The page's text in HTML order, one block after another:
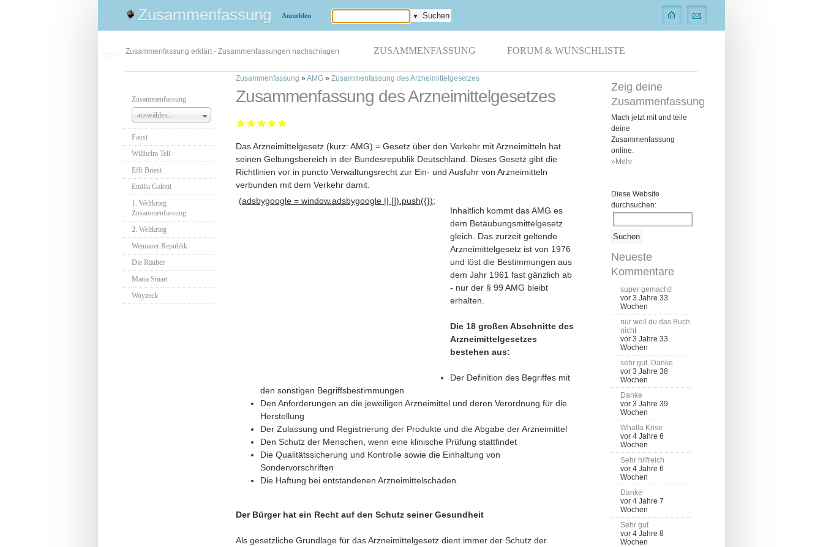
Zusammenfassung Anmelden ▼
Zusammenfassung erklärt - Zusammenfassungen nachschlagen ZUSAMMENFASSUNG FORUM & WUNSCHLISTE
Zusammenfassung
auswählen...
Faust
Willhelm Tell
Effi Briest
Emilia Galotti
1. Weltkrieg
Zusammenfassung
2. Weltkrieg
Weimarer Republik
Die Räuber
Maria Stuart
Woyzeck
Zusammenfassung »AMG» Zusammenfassung des Arzneimittelgesetzes
Zusammenfassung des Arzneimittelgesetzes
Das Arzneimittelgesetz (kurz: AMG) = Gesetz über den Verkehr mit Arzneimitteln hat
seinen Geltungsbereich in der Bundesrepublik Deutschland. Dieses Gesetz gibt die
Richtlinien vor in puncto Verwaltungsrecht zur Ein- und Ausfuhr von Arzneimitteln
verbunden mit dem Verkehr damit
(adsbygoogle = window.adsbygoogle || []).push({});
.
Inhaltlich kommt das AMG es
dem Betäubungsmittelgesetz
gleich. Das zurzeit geltende
Arzneimittelgesetz ist von 1976
und löst die Bestimmungen aus
dem Jahr 1961 fast gänzlich ab
- nur der § 99 AMG bleibt
erhalten.
Die 18 großen Abschnitte des
Arzneimittelgesetzes
bestehen aus:
Der Definition des Begriffes mit
den sonstigen Begriffsbestimmungen
Den Anforderungen an die jeweiligen Arzneimittel und deren Verordnung für die
Herstellung
Der Zulassung und Registrierung der Produkte und die Abgabe der Arzneimittel
Den Schutz der Menschen, wenn eine klinische Prüfung stattfindet
Die Qualitätssicherung und Kontrolle sowie die Einhaltung von
Sondervorschriften
Die Haftung bei entstandenen Arzneimittelschäden.
Der Bürger hat ein Recht auf den Schutz seiner Gesundheit
Als gesetzliche Grundlage für das Arzneimittelgesetz dient immer der Schutz der
Zeig deine
Zusammenfassung
Mach jetzt mit und teile
deine
Zusammenfassung
online.
»Mehr
Diese Website
durchsuchen:
Neueste
Kommentare
super gemacht!
vor 3 Jahre 33
Wochen
nur weil du das Buch
nicht
vor 3 Jahre 33
Wochen
sehr gut. Danke
vor 3 Jahre 38
Wochen
Danke
vor 3 Jahre 39
Wochen
Whalla Krise
vor 4 Jahre 6
Wochen
Sehr hilfreich
vor 4 Jahre 6
Wochen
Danke
vor 4 Jahre 7
Wochen
Sehr gut
vor 4 Jahre 8
Wochen